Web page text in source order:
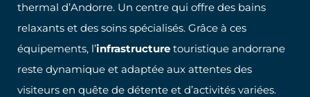
thermal d’Andorre. Un centre qui offre des bains
relaxants et des soins spécialisés. Grâce à ces
équipements, l’infrastructure touristique andorrane
reste dynamique et adaptée aux attentes des
visiteurs en quête de détente et d’activités variées.